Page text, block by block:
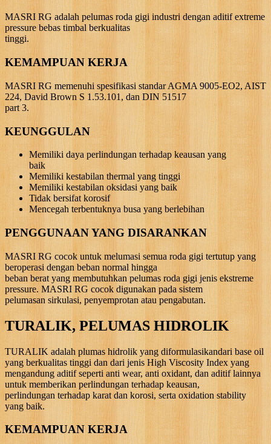
MASRI RG adalah pelumas roda gigi industri dengan aditif extreme
pressure bebas timbal berkualitas
tinggi.
KEMAMPUAN KERJA
MASRI RG memenuhi spesifikasi standar AGMA 9005-EO2, AIST
224, David Brown S 1.53.101, dan DIN 51517
part 3.
KEUNGGULAN
Memiliki daya perlindungan terhadap keausan yang
baik
Memiliki kestabilan thermal yang tinggi
Memiliki kestabilan oksidasi yang baik
Tidak bersifat korosif
Mencegah terbentuknya busa yang berlebihan
PENGGUNAAN YANG DISARANKAN
MASRI RG cocok untuk melumasi semua roda gigi tertutup yang
beroperasi dengan beban normal hingga
beban berat yang membutuhkan pelumas roda gigi jenis ekstreme
pressure. MASRI RG cocok digunakan pada sistem
pelumasan sirkulasi, penyemprotan atau pengabutan.
TURALIK, PELUMAS HIDROLIK
TURALIK adalah plumas hidrolik yang diformulasikandari base oil
yang berkualitas tinggi dan dari jenis High Viscosity Index yang
mengandung aditif seperti anti wear, anti oxidant, dan aditif lainnya
untuk memberikan perlindungan terhadap keausan,
perlindungan terhadap karat dan korosi, serta oxidation stability
yang baik.
KEMAMPUAN KERJA